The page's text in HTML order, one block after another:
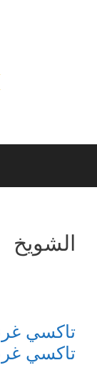
الشويخ
تاكسي
تاكسي